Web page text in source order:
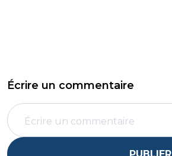
Écrire un commentaire